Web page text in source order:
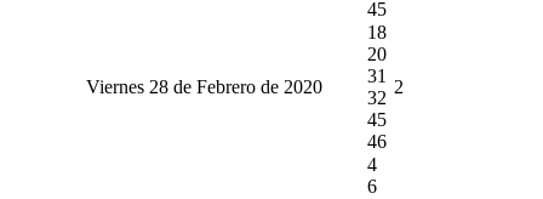
45
Viernes 28 de Febrero de 2020
18
20
31
32
45
46
2
4
6